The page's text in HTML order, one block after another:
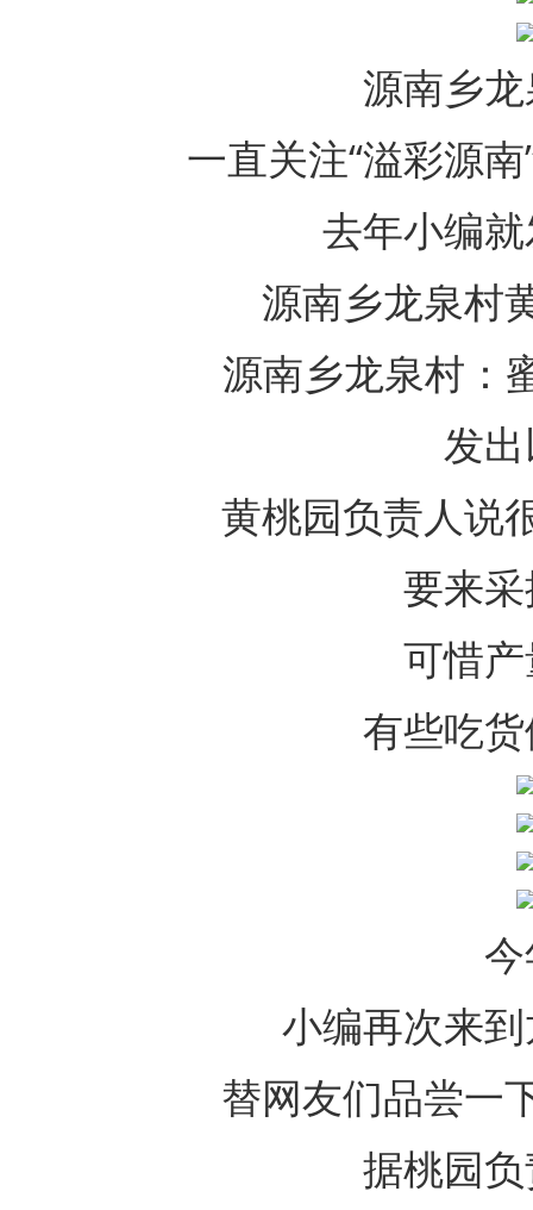
源南乡
一直关注“溢彩源
去年小编
源南乡龙泉村
源南乡龙泉村：
发
黄桃园负责人说
要来
可惜
有些吃
小编再次来
替网友们品尝一
据桃园